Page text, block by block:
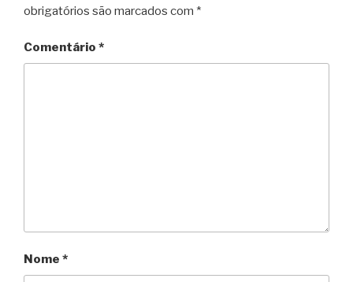
obrigatórios são marcados com *
Comentário *
Nome *